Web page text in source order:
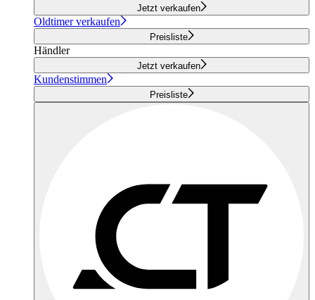
Jetzt verkaufen
Oldtimer verkaufen
Preisliste
Händler
Jetzt verkaufen
Kundenstimmen
Preisliste